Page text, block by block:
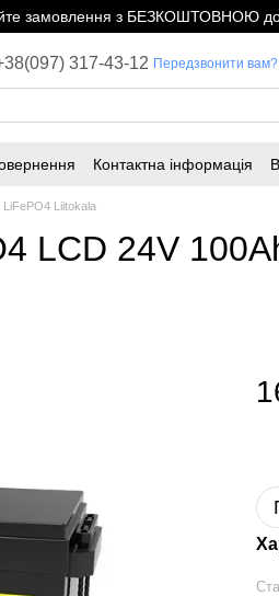
замовлення з БЕЗКОШТОВНОЮ
317-43-12 Передзвонити вам?
Контактна інформація
LiFePO4 Liitokala
LCD 24V